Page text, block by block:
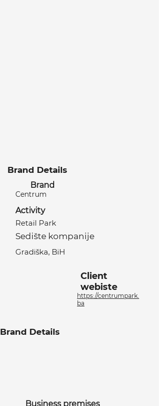
Brand Details
Brand
Centrum
Activity
Retail Park
Sedište kompanije
Gradiška, BiH
Client
webiste
https://centrumpark.
ba
Brand Details
Business premises